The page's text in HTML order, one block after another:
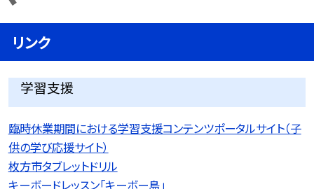
リンク
学習支援
臨時休業期間における学習支援コンテンツポータルサイト（子
供の学び応援サイト）
枚方市タブレットドリル
キーボードレッスン「キーボー島」